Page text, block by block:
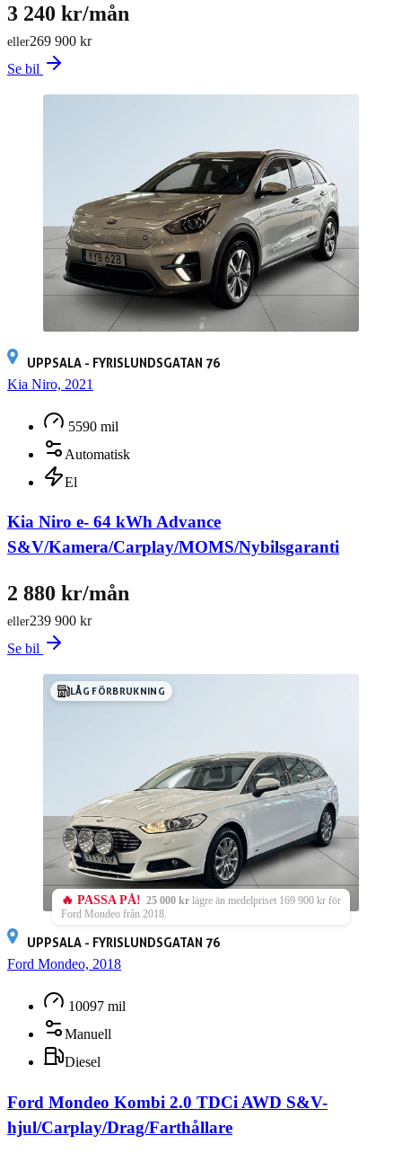
269 900 kr
eller
3 240 kr/mån
Se bil
UPPSALA - FYRISLUNDSGATAN 76
Kia Niro, 2021
5590 mil
Automatisk
El
Kia Niro e- 64 kWh Advance
S&V/Kamera/Carplay/MOMS/Nybilsgaranti
239 900 kr
eller
2 880 kr/mån
Se bil
LÅG FÖRBRUKNING
🔥 PASSA PÅ! 25 000 kr lägre än medelpriset 169 900 kr för
Ford Mondeo från 2018.
UPPSALA - FYRISLUNDSGATAN 76
Ford Mondeo, 2018
10097 mil
Manuell
Diesel
Ford Mondeo Kombi 2.0 TDCi AWD S&V-
hjul/Carplay/Drag/Farthållare